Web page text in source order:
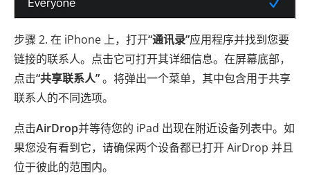
步骤 2. 在 iPhone 上，打开“通讯录”应用程序并找到您要
链接的联系人。点击它可打开其详细信息。在屏幕底部，
点击“共享联系人”。将弹出一个菜单，其中包含用于共享
联系人的不同选项。
点击AirDrop并等待您的 iPad 出现在附近设备列表中。如
果您没有看到它，请确保两个设备都已打开 AirDrop 并且
位于彼此的范围内。